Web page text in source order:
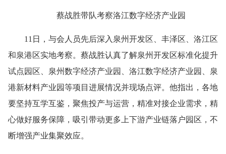
蔡战胜带队考察洛江数字经济产业园
11日，与会人员先后深入泉州开发区、丰泽区、洛江区
和泉港区实地考察。蔡战胜认真了解泉州开发区标准化提升
试点园区、泉州数字经济产业园、洛江数字经济产业园、泉
港新材料产业园等项目进展情况并现场点评。他指出，各地
要坚持互学互鉴，聚焦投产与运营，精准对接企业需求，精
心做好服务保障，吸引带动更多上下游产业链落户园区，不
断增强产业集聚效应。